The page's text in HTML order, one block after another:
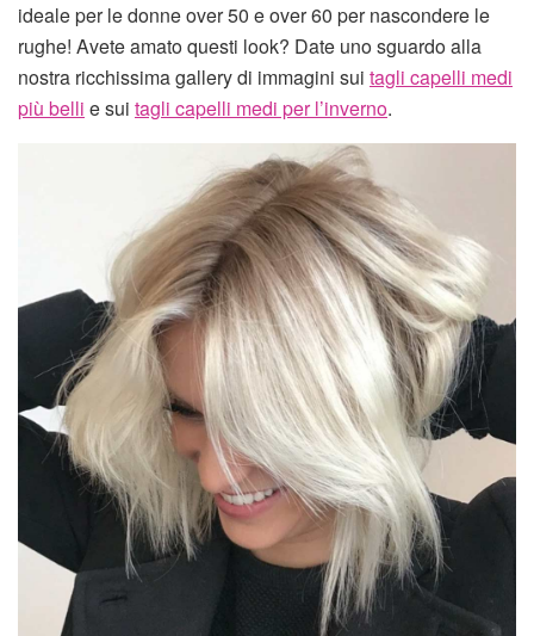
ideale per le donne over 50 e over 60 per nascondere le
rughe! Avete amato questi look? Date uno sguardo alla
nostra ricchissima gallery di immagini sui tagli capelli medi
più belli e sui tagli capelli medi per l’inverno.